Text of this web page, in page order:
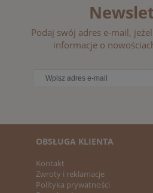
Podaj swój adres e-mail,
informacje o
OBSŁUGA KLIENTA
Kontakt
Zwroty i reklamacje
Polityka prywatności